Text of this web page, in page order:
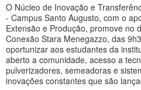
O Núcleo de Inovação e
- Campus Santo Augusto, com o
Extensão e Produção, promove no
Conexão Stara Menegazzo, das
oportunizar aos estudantes da
aberto a comunidade, acesso a
pulverizadores, semeadoras e
inovações constantes que são